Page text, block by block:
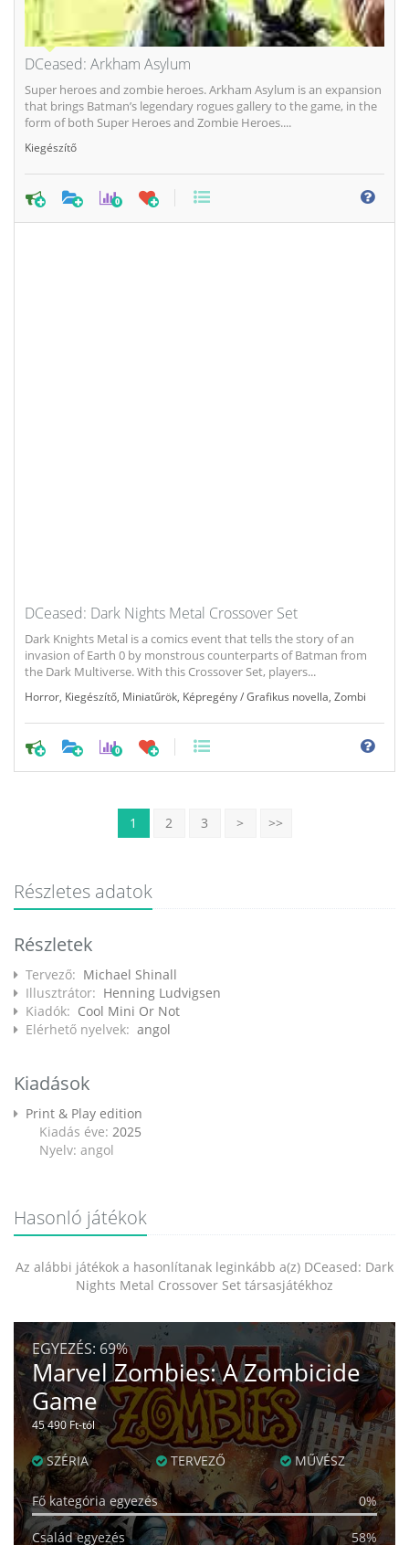
DCeased: Arkham Asylum
Super heroes and zombie heroes. Arkham Asylum is an expansion
that brings Batman’s legendary rogues gallery to the game, in the
form of both Super Heroes and Zombie Heroes....
Kiegészítő
0
DCeased: Dark Nights Metal Crossover Set
Dark Knights Metal is a comics event that tells the story of an
invasion of Earth 0 by monstrous counterparts of Batman from
the Dark Multiverse. With this Crossover Set, players...
Horror Kiegészítő Miniatűrök Képregény / Grafikus novella Zombi
0
1 2 3 > >>
Részletes adatok
Részletek
Tervező: Michael Shinall
Illusztrátor: Henning Ludvigsen
Kiadók: Cool Mini Or Not
Elérhető nyelvek: angol
Kiadások
Print & Play edition
Kiadás éve: 2025
Nyelv: angol
Hasonló játékok
Az alábbi játékok a hasonlítanak leginkább a(z) DCeased: Dark
Nights Metal Crossover Set társasjátékhoz
EGYEZÉS: 69%
Marvel Zombies: A Zombicide
Game
45 490 Ft-tól
SZÉRIA TERVEZŐ MŰVÉSZ
Fő kategória egyezés 0%
Család egyezés 58%